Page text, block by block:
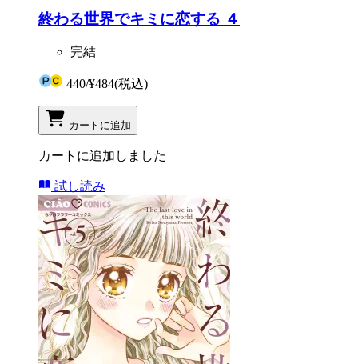
終わる世界でキミに恋する ４
完結
440/¥484(税込)
カートに追加
カートに追加しました
試し読み